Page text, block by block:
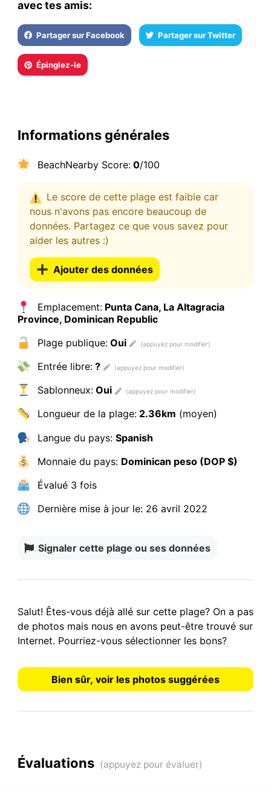
avec tes amis:
Partager sur Facebook Partager sur Twitter
Épinglez-le
Informations générales
BeachNearby Score:0/100
Le score de cette plage est faible car
nous n'avons pas encore beaucoup de
données. Partagez ce que vous savez pour
aider les autres :)
Ajouter des données
Emplacement:Punta Cana, La Altagracia
Province, Dominican Republic
Plage publique:Oui
Entrée libre:?
Sablonneux:Oui
Longueur de la plage:2.36km (moyen)
Langue du pays: Spanish
Monnaie du pays: Dominican peso (DOP $)
Évalué3 fois
Dernière mise à jour le:26 avril 2022
Signaler cette plage ou ses données
Salut! Êtes-vous déjà allé sur cette plage? On a pas
de photos mais nous en avons peut-être trouvé sur
Internet. Pourriez-vous sélectionner les bons?
Bien sûr, voir les photos suggérées
Évaluations